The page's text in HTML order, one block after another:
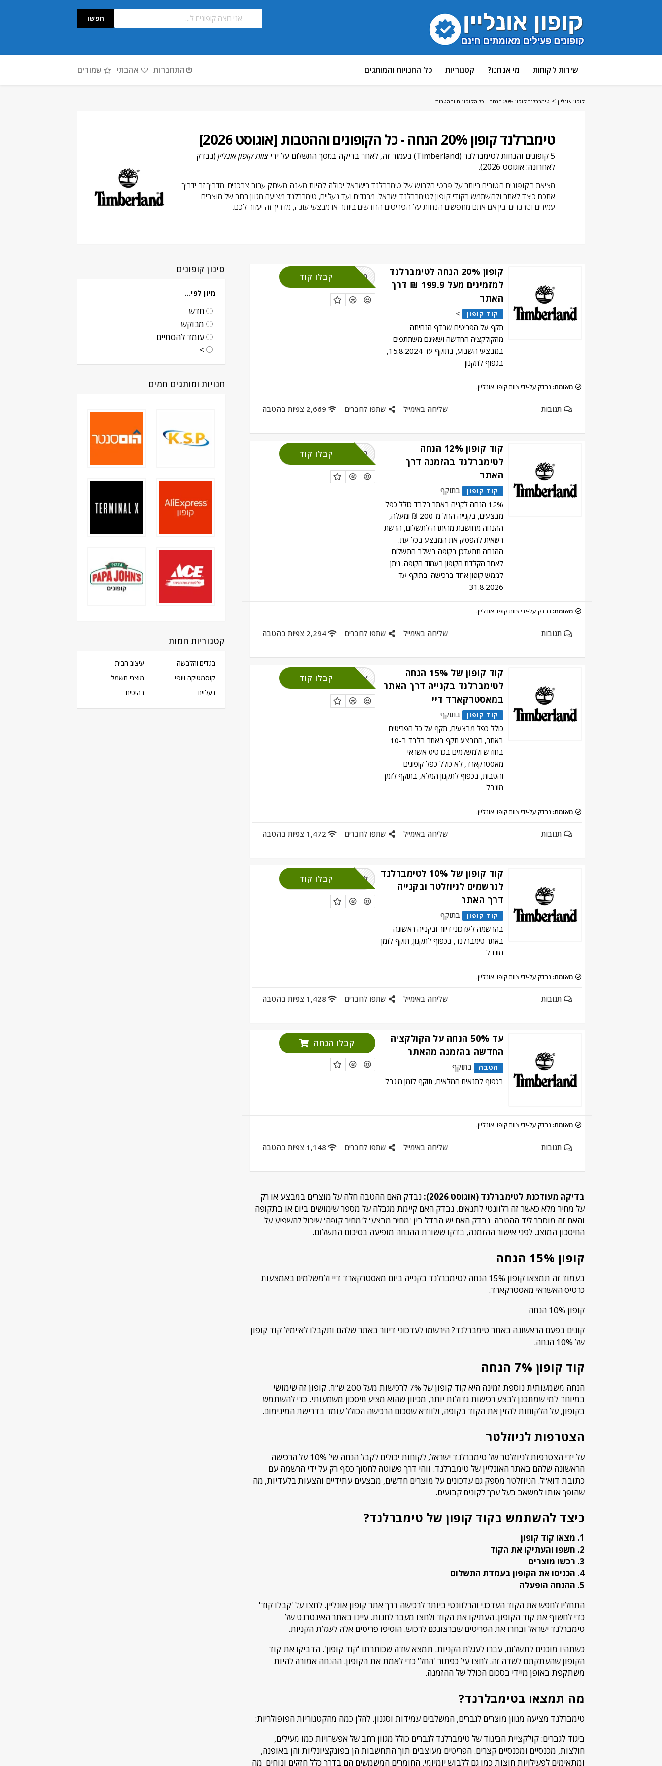
חפשו
לתוכן
כל החנויות והמותגים קטגוריות מי אנחנו? שירות לקוחות שמורים אהבתי התחברות
קופון אונליין > טימברלנד קופון 20% הנחה - כל הקופונים וההטבות
טימברלנד קופון 20% הנחה - כל הקופונים וההטבות [אוגוסט 2026]
5 קופונים והנחות לטימברלנד (Timberland) בעמוד זה, לאחר בדיקה במסך התשלום על ידי צוות קופון אונליין (נבדק
לאחרונה: אוגוסט 2026).
מציאת הקופונים הטובים ביותר על פרטי הלבוש של טימברלנד בישראל יכולה להיות משנה משחק עבור צרכנים. מדריך זה ידריך
אתכם כיצד לאתר ולהשתמש בקודי קופון לטימברלנד ישראל. מבגדים ועד נעליים, טימברלנד מציעה מגוון רחב של מוצרים
עמידים וטרנדים. בין אם אתם מחפשים הנחות על הפריטים החדשים ביותר או מבצעי עונה, מדריך זה יעזור לכם.
קופון 20% הנחה לטימברלנד
למזמינים מעל 199.9 ₪ דרך
האתר
קוד קופון
>
תקף על הפריטים שבדף הנחיתה
מהקולקציה החדשה ושאינם משתתפים
במבצעי השבוע, בתוקף עד 15.8.2024,
בכפוף לתקנון
TIM20 קבלו קוד
מאומת: נבדק על-ידי צוות קופון אונליין.
2,669 צפיות בהטבה שתפו לחברים שליחה באימייל תגובות
קוד קופון 12% הנחה
לטימברלנד בהזמנה דרך
האתר
קוד קופון
בתוקף
12% הנחה לקניה באתר בלבד כולל כפל
מבצעים, בקנייה החל מ-200 ₪ ומעלה,
ההנחה מחושבת מהיתרה לתשלום, הרשת
רשאית להפסיק את המבצע בכל עת.
ההנחה תתעדכן בקופה בשלב התשלום
לאחר הקלדת הקופון בעמוד הקופה. ניתן
לממש קופון אחד ברכישה. בתוקף עד
31.8.2026
TIM12 קבלו קוד
מאומת: נבדק על-ידי צוות קופון אונליין.
2,294 צפיות בהטבה שתפו לחברים שליחה באימייל תגובות
קוד קופון של 15% הנחה
לטימברלנד בקנייה דרך האתר
במאסטרקארד דיי
קוד קופון
בתוקף
כולל כפל מבצעים, תקף על כל הפריטים
באתר, המבצע תקף באתר בלבד ב-10
בחודש ולמשלמים בכרטיס אשראי
מאסטרקארד, לא כולל כפל קופונים
והטבות, בכפוף לתקנון המלא, בתוקף לזמן
מוגבל
MASTERCARDAY
קבלו קוד
מאומת: נבדק על-ידי צוות קופון אונליין.
1,472 צפיות בהטבה שתפו לחברים שליחה באימייל תגובות
קוד קופון של 10% לטימברלנד
לנרשמים לניוזלטר ובקנייה
דרך האתר
קוד קופון
בתוקף
בהרשמה לעדכוני דיוור ובקנייה ראשונה
באתר טימברלנד, בכפוף לתקנון, תוקף לזמן
מוגבל
לחצו מימוש והירשמו
קבלו קוד
מאומת: נבדק על-ידי צוות קופון אונליין.
1,428 צפיות בהטבה שתפו לחברים שליחה באימייל תגובות
עד 50% הנחה על הקולקציה
החדשה בהזמנה מהאתר
הטבה
בתוקף
בכפוף לתנאים המלאים, תוקף לזמן מוגבל
קבלו הנחה
מאומת: נבדק על-ידי צוות קופון אונליין.
1,148 צפיות בהטבה שתפו לחברים שליחה באימייל תגובות
בדיקה מעודכנת לטימברלנד (אוגוסט 2026):
נבדק האם ההטבה חלה על מוצרים במבצע או רק
על מחיר מלא כאשר זה רלוונטי לתנאים. נבדק האם קיימת מגבלה על מספר שימושים ביום או בתקופה
והאם זה מוסבר ליד ההטבה. נבדק האם יש הבדל בין 'מחיר מבצע' ל'מחיר קופה' שיכול להשפיע על
החיסכון המוצג. לפני אישור ההזמנה, בדקו ששורת ההנחה מופיעה בסיכום התשלום.
קופון 15% הנחה
בעמוד זה תמצאו קופון 15% הנחה לטימברלנד בקנייה ביום מאסטרקארד דיי ולמשלמים באמצעות
כרטיס האשראי מאסטרקארד.
קופון 10% הנחה
קונים בפעם הראשונה באתר טימברלנד? הירשמו לעדכוני דיוור באתר שלהם ותקבלו לאיימיל קוד קופון
של 10% הנחה.
קוד קופון 7% הנחה
הנחה משמעותית נוספת זמינה היא קוד קופון של 7% לרכישות מעל 200 ש"ח. קופון זה שימושי
במיוחד למי שמתכנן לבצע רכישות גדולות יותר, מכיוון שהוא מציע חיסכון משמעותי. כדי להשתמש
בקופון, על הלקוחות להזין את הקוד בקופה, ולוודא שסכום הרכישה הכולל עומד בדרישת המינימום.
הצטרפות לניוזלטר
על ידי הצטרפות לניוזלטר של טימברלנד ישראל, לקוחות יכולים לקבל הנחה של 10% על הרכישה
הראשונה שלהם באתר האונליין של טימברלנד. זוהי דרך פשוטה לחסוך כסף רק על ידי הרשמה עם
כתובת דוא"ל. הניוזלטר מספק גם עדכונים על מוצרים חדשים, מבצעים עתידיים והצעות בלעדיות, מה
שהופך אותו למשאב בעל ערך לקונים קבועים.
כיצד להשתמש בקוד קופון של טימברלנד?
1. מצאו קוד קופון
2. חשפו והעתיקו את הקוד
3. רכשו מוצרים
4. הכניסו את הקופון בעמדת התשלום
5. ההנחה הופעלה
התחליו לחפש את הקוד העדכני והרלוונטי ביותר לרכישה דרך אתר קופון אונליין. לחצו על 'קבלו קוד'
כדי לחשוף את קוד הקופון. העתיקו את הקוד ולחצו מעבר לחנות. עיינו באתר האינטרנט של
טימברלנד ישראל ובחרו את הפריטים שברצונכם לרכוש. הוסיפו פריטים אלה לעגלת הקניות.
כשתהיו מוכנים לתשלום, עברו לעגלת הקניות. תמצא שדה שכותרתו 'קוד קופון'. הדביקו את קוד
הקופון שהעתקתם לשדה זה. לחצו על כפתור 'החל' כדי לאמת את הקופון. ההנחה אמורה להיות
משתקפת באופן מיידי בסכום הכולל של ההזמנה.
מה תמצאו בטימבלרנד?
טימברלנד מציעה מגוון מוצרים לגברים, המשלבים עמידות וסגנון. להלן כמה מהקטגוריות הפופולריות:
ביגוד לגברים: קולקציית הביגוד של טימברלנד לגברים כולל מגוון רחב של אפשרויות כמו מעילים,
חולצות, מכנסיים ומכנסיים קצרים. הפריטים מעוצבים תוך התחשבות הן בפונקציונליות והן באופנה,
ומתאימים לפעילויות חוצות כמו גם ללבוש יומיומי. החומרים המשמשים הם בדרך כלל חזקים ונוחים, מה
סינון קופונים
מיון לפי...
חדש
מבוקש
עומד להסתיים
>
חנויות ומותגים חמים
קטגוריות חמות
בגדים והלבשה
עיצוב הבית
קוסמטיקה ויופי
מוצרי חשמל
נעליים
רהיטים